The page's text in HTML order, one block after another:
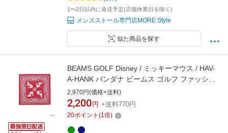
1〜2日以内に発送予定(店舗休業日を除く)
メンズストール専門店MORE Style
似た商品を探す
BEAMS GOLF Disney / ミッキーマウス / HAV-
A-HANK バンダナ ビームス ゴルフ ファッショ
ン雑貨 スカーフ・バンダナ ネイビー グリーン
ブラック レッド
2,970円(価格+送料)
2,200 円 +送料770円
20ポイント (1倍)